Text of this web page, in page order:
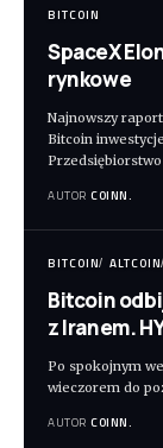
BITCOIN
SpaceX
rynkowe
Najnowszy
Bitcoin
AUTOR COINN.
BITCOIN ALTCOIN
Bitcoin
z Iranem.
Po spokojnym
wieczorem do
AUTOR COINN.